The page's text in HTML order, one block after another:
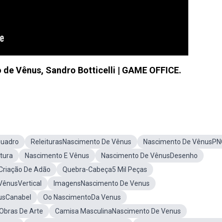
Vênus, Sandro Botticelli | GAME OFFICE.
ReleiturasNascimento De Vênus
Nascimento De
Nascimento E Vênus
Nascimento De VênusDesenho
De Adão
Quebra-Cabeça5 Mil Peças
ImagensNascimento De Venus
Oo NascimentoDa Venus
De Arte
Camisa MasculinaNascimento De Venus